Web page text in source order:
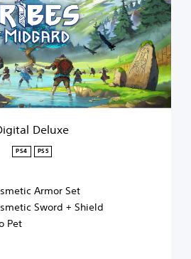
Deluxe
PS4 PS5
Armor Set
Sword + Shield
Pet